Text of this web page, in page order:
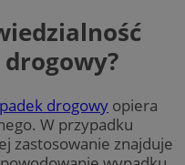
drogowy opiera
W przypadku
zastosowanie znajduje